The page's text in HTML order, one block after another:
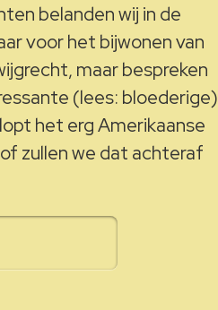
belanden wij in de
voor het bijwonen van
maar bespreken
(lees: bloederige)
het erg Amerikaanse
zullen we dat achteraf